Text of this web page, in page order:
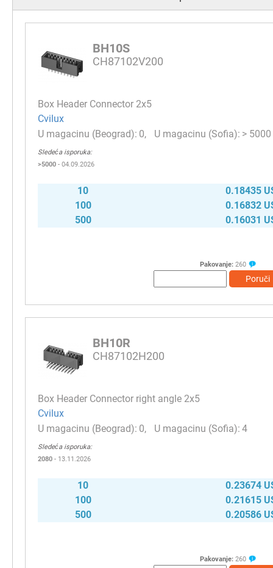
BH10S
CH87102V200
Box Header Connector 2х5
Cvilux
0
> 5000
Sledeća isporuka:
>5000 - 04.09.2026
10
0.18435
100
0.16832
500
0.16031
Pakovanje: 260
Poruči
BH10R
CH87102H200
Box Header Connector right angle 2х5
Cvilux
0
4
Sledeća isporuka:
2080 - 13.11.2026
10
0.23674
100
0.21615
500
0.20586
Pakovanje: 260